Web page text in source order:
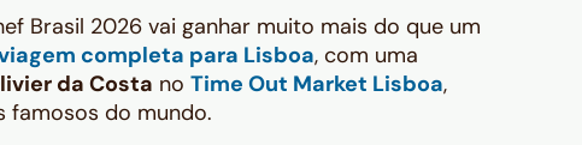
Brasil 2026 vai ganhar muito mais do que um
completa para Lisboa, com uma
da Costa no Time Out Market Lisboa,
famosos do mundo.